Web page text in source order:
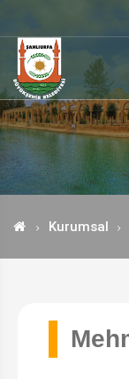
Kurumsal